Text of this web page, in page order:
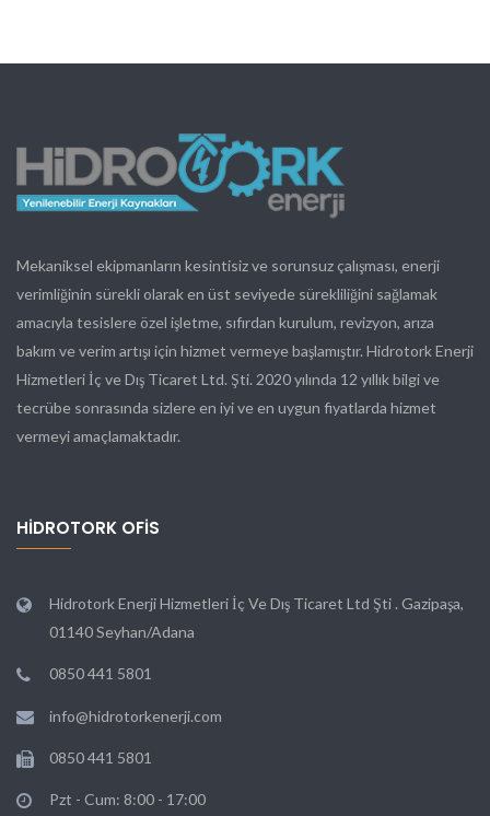
Mekaniksel ekipmanların kesintisiz ve sorunsuz çalışması, enerji
verimliğinin sürekli olarak en üst seviyede sürekliliğini sağlamak
amacıyla tesislere özel işletme, sıfırdan kurulum, revizyon, arıza
bakım ve verim artışı için hizmet vermeye başlamıştır. Hidrotork Enerji
Hizmetleri İç ve Dış Ticaret Ltd. Şti. 2020 yılında 12 yıllık bilgi ve
tecrübe sonrasında sizlere en iyi ve en uygun fiyatlarda hizmet
vermeyi amaçlamaktadır.
HIDROTORK OFIS
Hidrotork Enerji Hizmetleri İç Ve Dış Ticaret Ltd Şti . Gazipaşa,
01140 Seyhan/Adana
0850 441 5801
info@hidrotorkenerji.com
0850 441 5801
Pzt - Cum: 8:00 - 17:00